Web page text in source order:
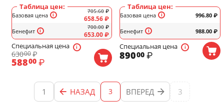
Таблица цен:
Базовая цена
Бенефит
705.60 ₽
658.56₽
700.00 ₽
653.00₽
Специальная цена
63000 ₽
58800 ₽
Таблица цен:
Базовая цена
Бенефит
996.80₽
988.00₽
Специальная цена
89000 ₽
1 НАЗАД 3 ВПЕРЕД 3